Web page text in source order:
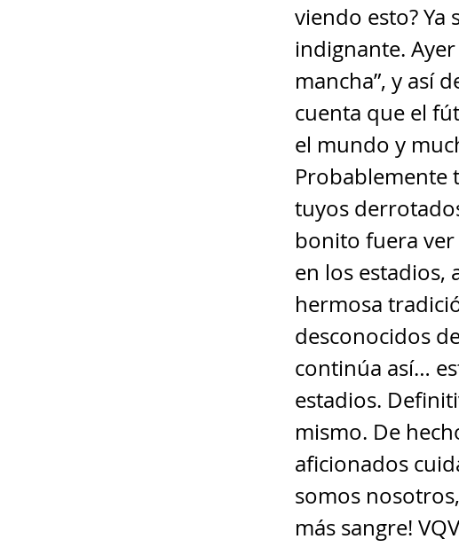
viendo esto? Ya
indignante.
mancha”, y así
cuenta que el
el mundo y
Probablemente
tuyos
bonito fuera ver
en los estadios,
hermosa
desconocidos
continúa así…
estadios.
mismo. De
aficionados
somos
más sangre!